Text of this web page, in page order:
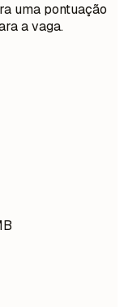
uma pontuação
a vaga.